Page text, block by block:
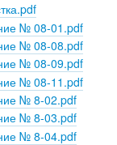
№ 08-01.pdf
№ 08-08.pdf
№ 08-09.pdf
№ 08-11.pdf
№ 8-02.pdf
№ 8-03.pdf
№ 8-04.pdf